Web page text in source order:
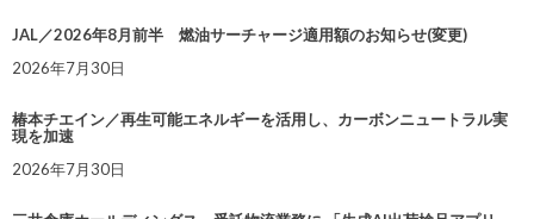
JAL／2026年8月前半 燃油サーチャージ適用額のお知らせ(変更)
2026年7月30日
椿本チエイン／再生可能エネルギーを活用し、カーボンニュートラル実
現を加速
2026年7月30日